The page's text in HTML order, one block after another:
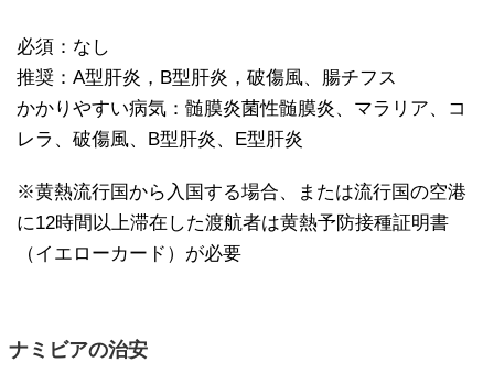
必須：なし
推奨：A型肝炎，B型肝炎，破傷風、腸チフス
かかりやすい病気：髄膜炎菌性髄膜炎、マラリア、コ
レラ、破傷風、B型肝炎、E型肝炎
※黄熱流行国から入国する場合、または流行国の空港
に12時間以上滞在した渡航者は黄熱予防接種証明書
（イエローカード）が必要
ナミビアの治安